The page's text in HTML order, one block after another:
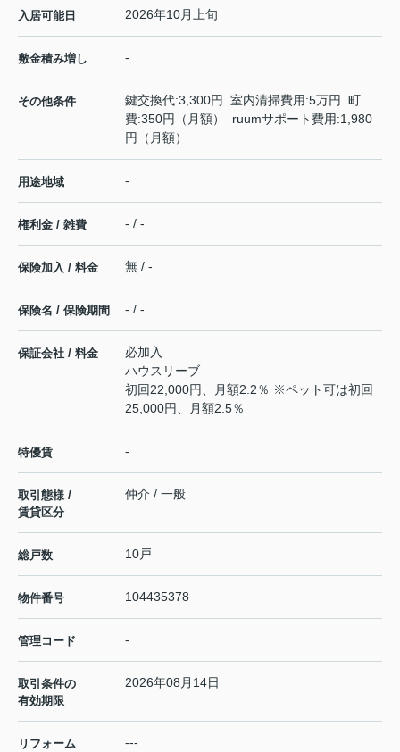
入居可能日 2026年10月上旬
敷金積み増し -
その他条件
鍵交換代:3,300円 室内清掃費用:5万円 町
費:350円（月額） ruumサポート費用:1,980
円（月額）
用途地域 -
権利金 / 雑費 - / -
保険加入 / 料金 無 / -
保険名 / 保険期間 - / -
保証会社 / 料金
必加入
ハウスリーブ
初回22,000円、月額2.2％ ※ペット可は初回
25,000円、月額2.5％
特優賃 -
取引態様 /
賃貸区分
仲介 / 一般
総戸数 10戸
物件番号 104435378
管理コード -
取引条件の
有効期限
2026年08月14日
リフォーム ---